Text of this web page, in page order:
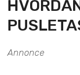
Annonce